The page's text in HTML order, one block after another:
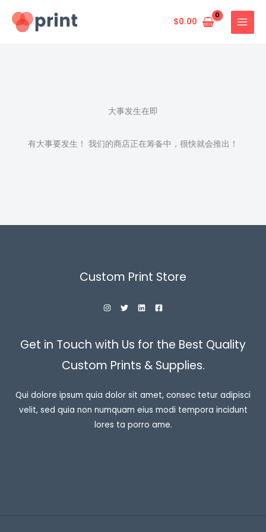
$0.00
大事发生在即
有大事要发生！ 我们的商店正在筹备中，很快就会推出！
Custom Print Store
Get in Touch with Us for the Best Quality
Custom Prints & Supplies.
Qui dolore ipsum quia dolor sit amet, consec tetur adipisci
velit, sed quia non numquam eius modi tempora incidunt
lores ta porro ame.